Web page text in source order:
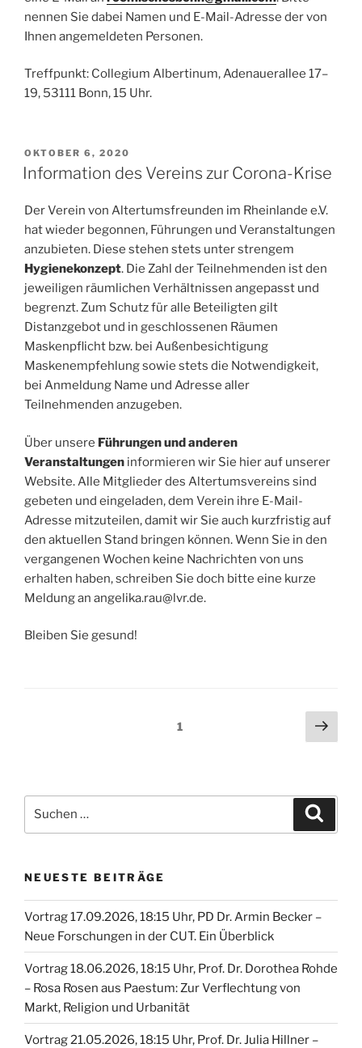
nennen Sie dabei Namen und E-Mail-Adresse der von
Ihnen angemeldeten Personen.
Treffpunkt: Collegium Albertinum, Adenauerallee 17–
19, 53111 Bonn, 15 Uhr.
VERÖFFENTLICHT
AM
OKTOBER 6, 2020
Information des Vereins zur Corona-Krise
Der Verein von Altertumsfreunden im Rheinlande e.V.
hat wieder begonnen, Führungen und Veranstaltungen
anzubieten. Diese stehen stets unter strengem
Hygienekonzept. Die Zahl der Teilnehmenden ist den
jeweiligen räumlichen Verhältnissen angepasst und
begrenzt. Zum Schutz für alle Beteiligten gilt
Distanzgebot und in geschlossenen Räumen
Maskenpflicht bzw. bei Außenbesichtigung
Maskenempfehlung sowie stets die Notwendigkeit,
bei Anmeldung Name und Adresse aller
Teilnehmenden anzugeben.
Über unsere Führungen und anderen
Veranstaltungen informieren wir Sie hier auf unserer
Website. Alle Mitglieder des Altertumsvereins sind
gebeten und eingeladen, dem Verein ihre E-Mail-
Adresse mitzuteilen, damit wir Sie auch kurzfristig auf
den aktuellen Stand bringen können. Wenn Sie in den
vergangenen Wochen keine Nachrichten von uns
erhalten haben, schreiben Sie doch bitte eine kurze
Meldung an angelika.rau@lvr.de.
Bleiben Sie gesund!
Seite1
nach:
NEUESTE BEITRÄGE
Vortrag 17.09.2026, 18:15 Uhr, PD Dr. Armin Becker –
Neue Forschungen in der CUT. Ein Überblick
Vortrag 18.06.2026, 18:15 Uhr, Prof. Dr. Dorothea Rohde
– Rosa Rosen aus Paestum: Zur Verflechtung von
Markt, Religion und Urbanität
Vortrag 21.05.2026, 18:15 Uhr, Prof. Dr. Julia Hillner –